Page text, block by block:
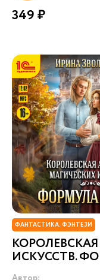
349 ₽
ФАНТАСТИКА. ФЭНТЕЗИ
ИСКУССТВ.